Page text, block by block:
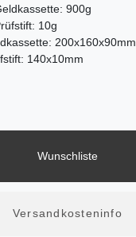
900g
10g
200x160x90mm
140x10mm
Wunschliste
Versandkosteninfo